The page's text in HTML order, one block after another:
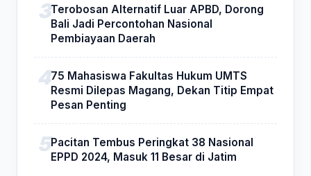
Terobosan Alternatif Luar APBD, Dorong
Bali Jadi Percontohan Nasional
Pembiayaan Daerah
75 Mahasiswa Fakultas Hukum UMTS
Resmi Dilepas Magang, Dekan Titip Empat
Pesan Penting
Pacitan Tembus Peringkat 38 Nasional
EPPD 2024, Masuk 11 Besar di Jatim